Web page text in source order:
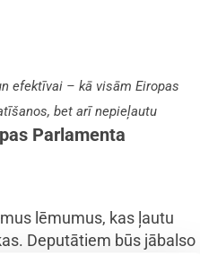
efektīvai – kā visām Eiropas
bet arī nepieļautu
Parlamenta
lēmumus, kas ļautu
Deputātiem būs jābalso